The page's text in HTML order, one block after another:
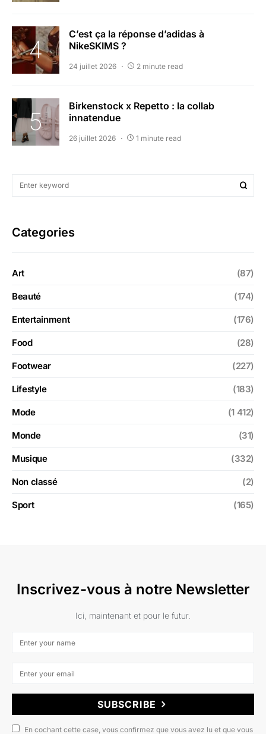
C’est ça la réponse d’adidas à
NikeSKIMS ?
24 juillet 2026 2 minute read
Birkenstock x Repetto : la collab
innatendue
26 juillet 2026 1 minute read
Categories
Art (87)
Beauté (174)
Entertainment (176)
Food (28)
Footwear (227)
Lifestyle (183)
Mode (1 412)
Monde (31)
Musique (332)
Non classé (2)
Sport (165)
Inscrivez-vous à notre Newsletter
Ici, maintenant et pour le futur.
SUBSCRIBE
En cochant cette case, vous confirmez que vous avez lu et que vous